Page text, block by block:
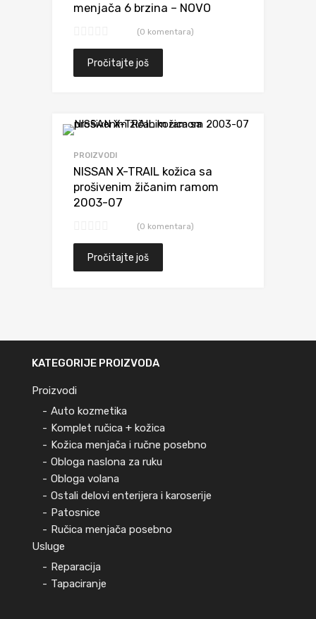
menjača 6 brzina – NOVO
(0 komentara)
Pročitajte još
PROIZVODI
NISSAN X-TRAIL kožica sa
prošivenim žičanim ramom
2003-07
(0 komentara)
Pročitajte još
KATEGORIJE PROIZVODA
Proizvodi
Auto kozmetika
Komplet ručica + kožica
Kožica menjača i ručne posebno
Obloga naslona za ruku
Obloga volana
Ostali delovi enterijera i karoserije
Patosnice
Ručica menjača posebno
Usluge
Reparacija
Tapaciranje